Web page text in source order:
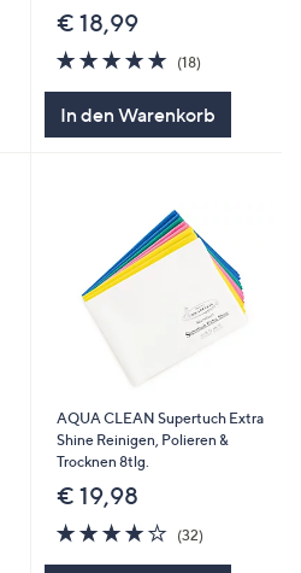
€ 18,99
4.8
von
(18)18
In den Warenkorb
AQUA CLEAN Supertuch Extra
Shine Reinigen, Polieren &
Trocknen 8tlg.
€ 19,98
4.1
von
(32)32